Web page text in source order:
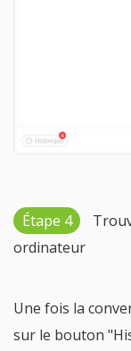
Étape 4
ordinateur
Une fois la
sur le bouton